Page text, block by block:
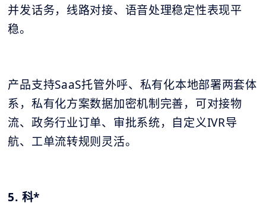
并发话务，线路对接、语音处理稳定性表现平
稳。
产品支持SaaS托管外呼、私有化本地部署两套体
系，私有化方案数据加密机制完善，可对接物
流、政务行业订单、审批系统，自定义IVR导
航、工单流转规则灵活。
5. 科*